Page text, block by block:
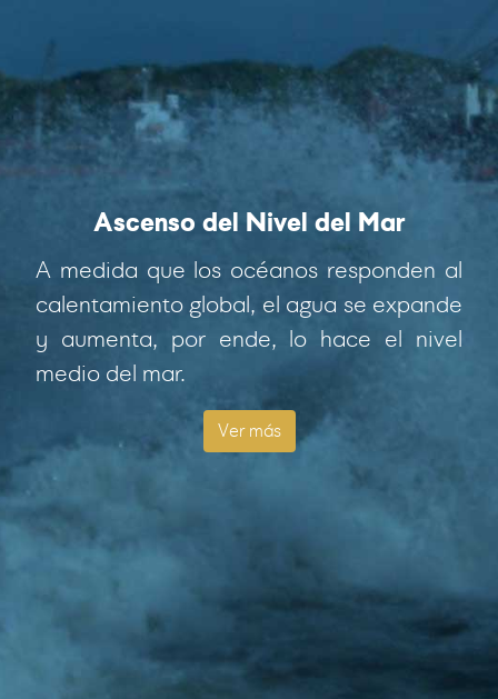
Ascenso del Nivel del Mar
A medida que los océanos responden al
calentamiento global, el agua se expande
y aumenta, por ende, lo hace el nivel
medio del mar.
Ver más